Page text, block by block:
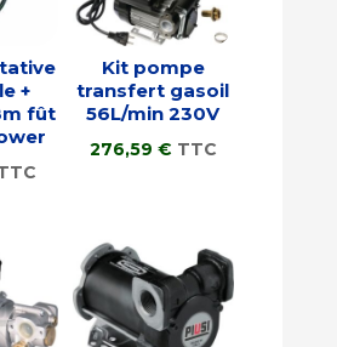
+
fût
Kit pompe
transfert gasoil
56L/min 230V
276,59 € TTC